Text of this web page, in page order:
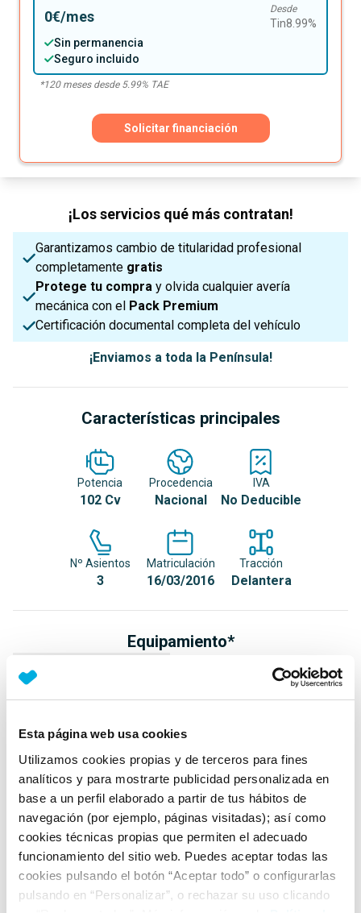
Esta página web usa cookies
Utilizamos cookies propias y de terceros para fines
analíticos y para mostrarte publicidad personalizada en
base a un perfil elaborado a partir de tus hábitos de
navegación (por ejemplo, páginas visitadas); así como
cookies técnicas propias que permiten el adecuado
funcionamiento del sitio web. Puedes aceptar todas las
cookies pulsando el botón “Aceptar todo” o configurarlas
pulsando en “Personalizar”, o rechazar su uso clicando
0€/mes Desde
Tin8.99%
Sin permanencia
Seguro incluido
*120meses desde 5.99% TAE
Solicitar financiación
¡Los servicios qué más contratan!
Garantizamos cambio de titularidad profesional
completamente gratis
Protege tu compra y olvida cualquier avería
mecánica con el Pack Premium
Certificación documental completa del vehículo
¡Enviamos a toda la Península!
Características principales
Potencia
102 Cv
Procedencia
Nacional
IVA
No Deducible
Nº Asientos
3
Matriculación
16/03/2016
Tracción
Delantera
Equipamiento*
Detalles destacados
2 llaves plegables con control remoto
Portón de maletero con apertura para ventanilla
+ Ver todos
Ficha técnica
Exterior